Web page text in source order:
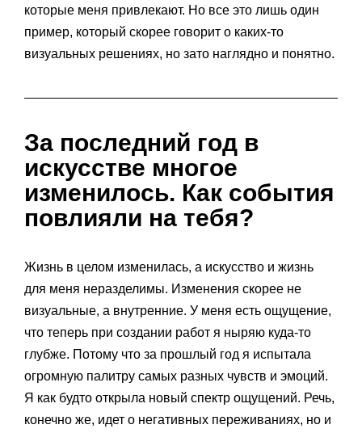
которые меня привлекают. Но все это лишь один
пример, который скорее говорит о каких-то
визуальных решениях, но зато наглядно и понятно.
За последний год в
искусстве многое
изменилось. Как события
повлияли на тебя?
Жизнь в целом изменилась, а искусство и жизнь
для меня неразделимы. Изменения скорее не
визуальные, а внутренние. У меня есть ощущение,
что теперь при создании работ я ныряю куда-то
глубже. Потому что за прошлый год я испытала
огромную палитру самых разных чувств и эмоций.
Я как будто открыла новый спектр ощущений. Речь,
конечно же, идет о негативных переживаниях, но и